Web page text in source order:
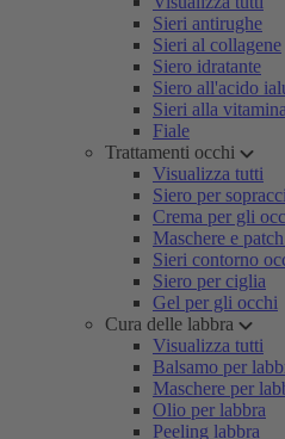
Sieri antirughe
Sieri al collagene
Siero idratante
Siero all'acido
Sieri alla
Fiale
Trattamenti occhi
Visualizza tutti
Siero per
Crema per gli
Maschere e
Sieri contorno
Siero per ciglia
Gel per gli occhi
Cura delle labbra
Visualizza tutti
Balsamo per
Maschere per
Olio per labbra
Peeling labbra